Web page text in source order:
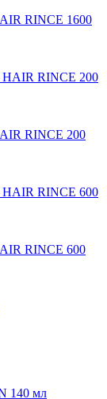
RINCE 1600
RINCE 200
RINCE 600